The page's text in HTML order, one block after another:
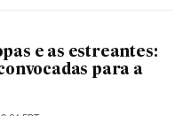
e as estreantes:
para a